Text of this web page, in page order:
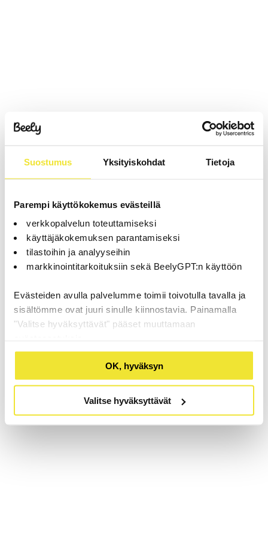
Suostumus Yksityiskohdat Tietoja
Parempi käyttökokemus evästeillä
verkkopalvelun toteuttamiseksi
käyttäjäkokemuksen parantamiseksi
tilastoihin ja analyyseihin
markkinointitarkoituksiin sekä BeelyGPT:n käyttöön
Evästeiden avulla palvelumme toimii toivotulla tavalla ja
sisältömme ovat juuri sinulle kiinnostavia. Painamalla
"Valitse hyväksyttävät" pääset muuttamaan
OK, hyväksyn
Valitse hyväksyttävät